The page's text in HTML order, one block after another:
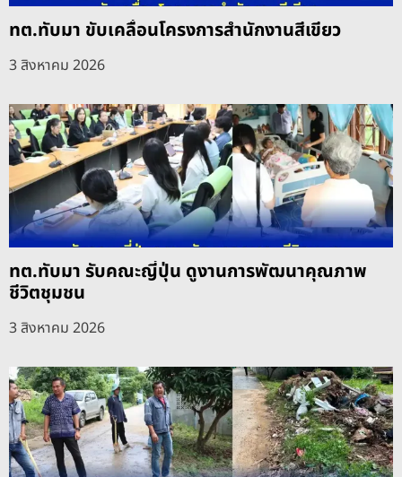
ทต.ทับมา ขับเคลื่อนโครงการสำนักงานสีเขียว
3 สิงหาคม 2026
ทต.ทับมา รับคณะญี่ปุ่น ดูงานการพัฒนาคุณภาพ
ชีวิตชุมชน
3 สิงหาคม 2026